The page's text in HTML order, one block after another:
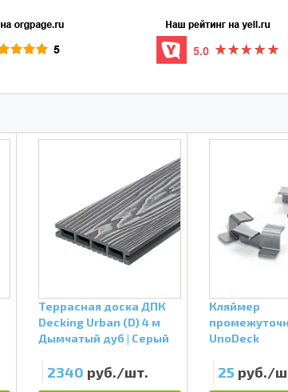
Террасная доска ДПК
Decking Urban (D) 4 м
Дымчатый дуб | Серый
2340 руб./шт.
Кляймер
UnoDeck
25 руб./